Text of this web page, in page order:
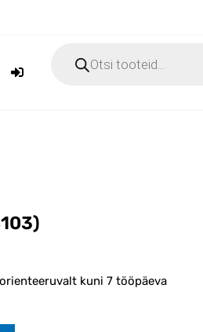
search
kuni 7 tööpäeva